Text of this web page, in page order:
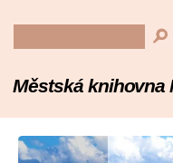
Městská knihovna